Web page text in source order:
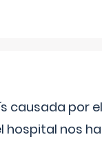
causada por
nos